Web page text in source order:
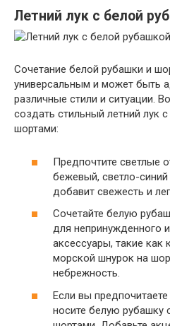
Летний лук с белой
Сочетание белой рубашки и
универсальным и может быть
различные стили и ситуации.
создать стильный летний лук
шортами:
Предпочтите светлые
бежевый, светло-
добавит свежесть и
Сочетайте белую
для непринужденного
аксессуары, такие
морской шнурок на
небрежность.
Если вы
носите белую рубашку